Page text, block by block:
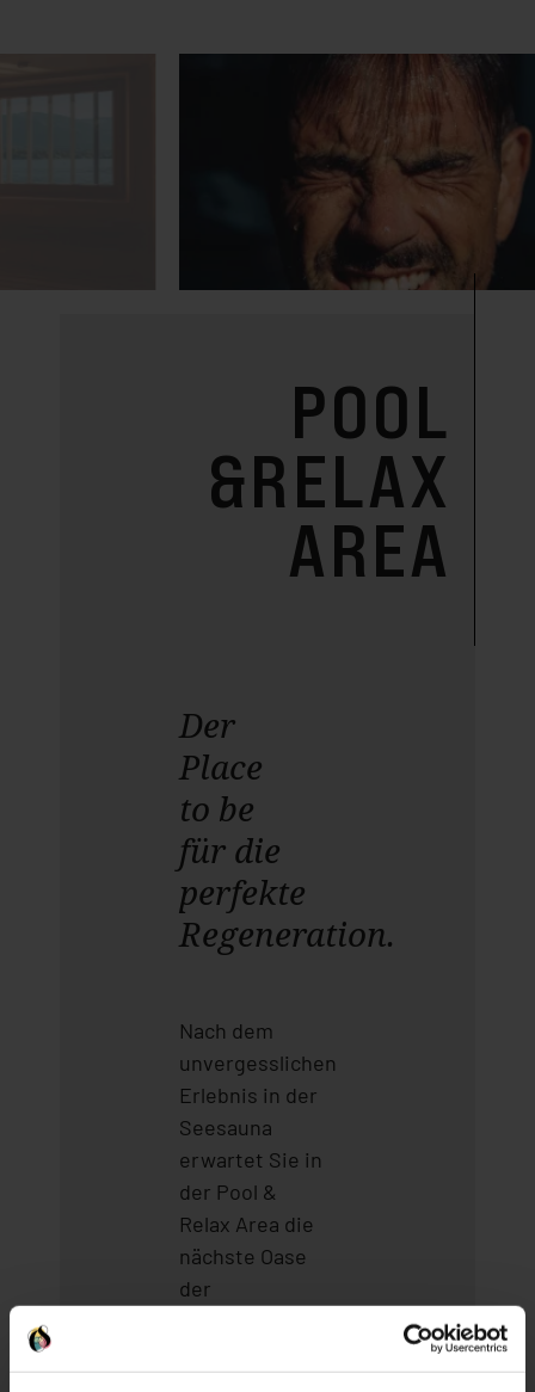
POOL
&RELAX
AREA
Der
Place
to be
für die
perfekte
Regeneration.
Nach dem
unvergesslichen
Erlebnis in der
Seesauna
erwartet Sie in
der Pool &
Relax Area die
nächste Oase
der